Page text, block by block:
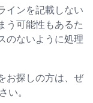
インを記載しない
う可能性もあるた
のないように処理
お探しの方は、ぜ
い。